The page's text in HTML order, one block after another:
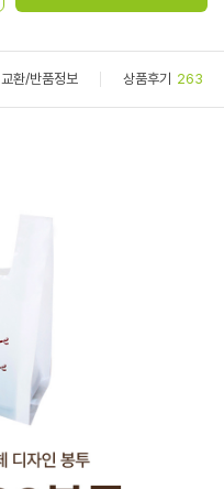
교환/반품정보 상품후기 263